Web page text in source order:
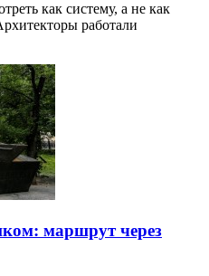
как систему, а не как
работали
маршрут через